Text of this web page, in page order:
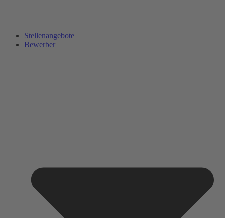
Stellenangebote
Bewerber